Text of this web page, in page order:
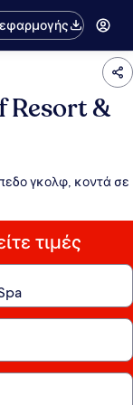
Resort &
γκολφ, κοντά σε
τιμές